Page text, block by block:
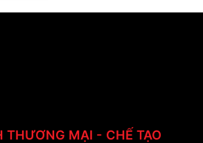
THƯƠNG MẠI - CHẾ TẠO